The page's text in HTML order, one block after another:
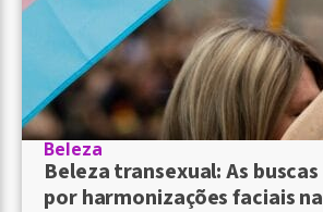
Beleza
Beleza transexual: As buscas
por harmonizações faciais na